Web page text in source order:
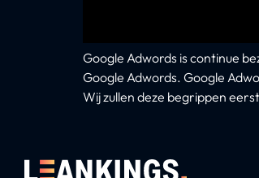
Google Adwords is continue
Google Adwords. Google
Wij zullen deze begrippen